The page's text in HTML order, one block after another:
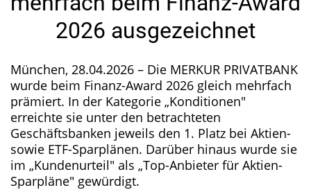
2026 ausgezeichnet
München, 28.04.2026 – Die MERKUR PRIVATBANK
wurde beim Finanz-Award 2026 gleich mehrfach
prämiert. In der Kategorie „Konditionen"
erreichte sie unter den betrachteten
Geschäftsbanken jeweils den 1. Platz bei Aktien-
sowie ETF-Sparplänen. Darüber hinaus wurde sie
im „Kundenurteil" als „Top-Anbieter für Aktien-
Sparpläne" gewürdigt.